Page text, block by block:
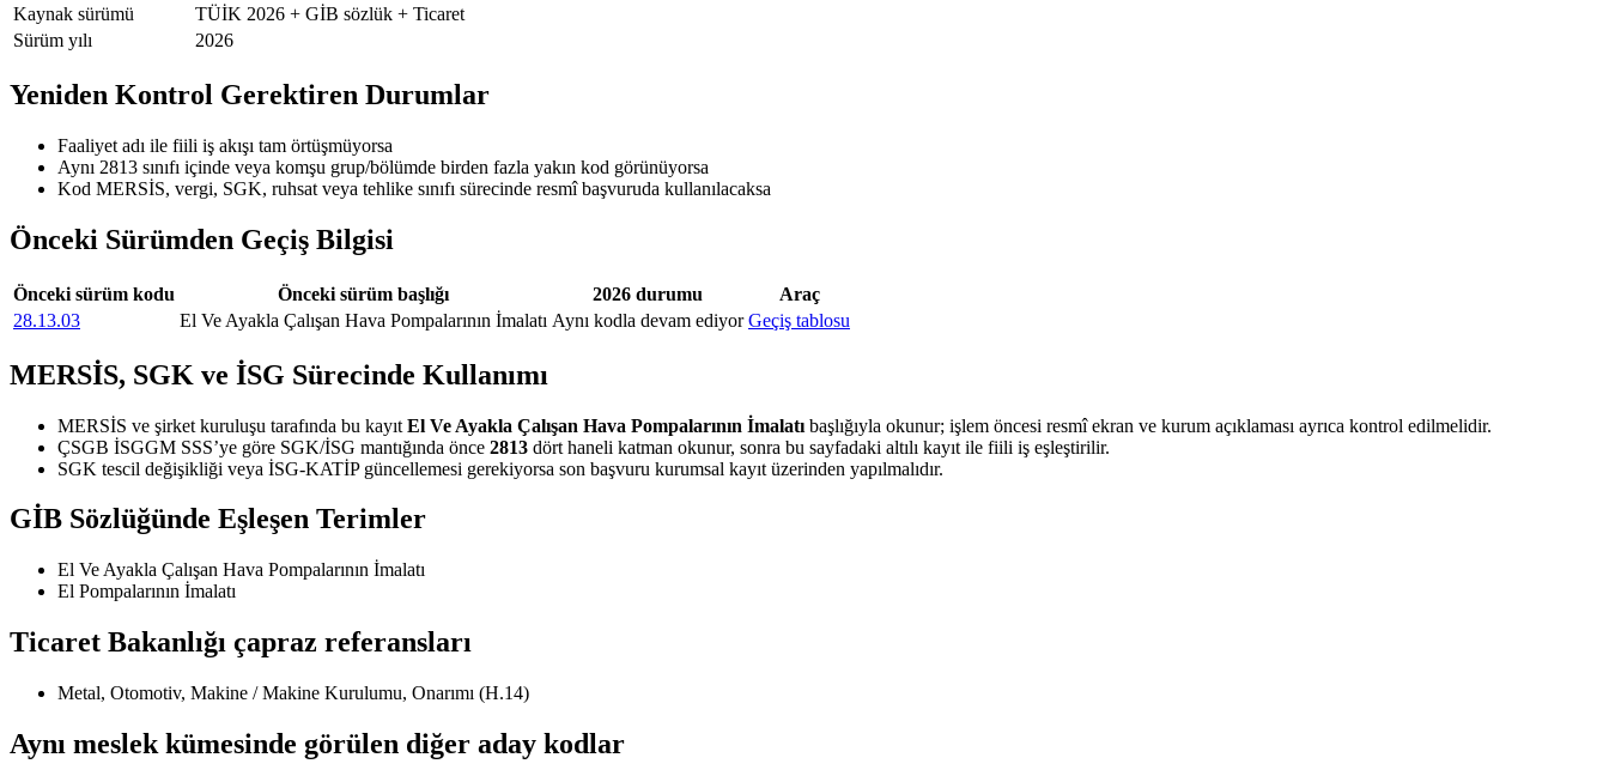
Kaynak sürümü
TÜİK 2026 + GİB sözlük + Ticaret
Sürüm yılı
2026
Yeniden Kontrol Gerektiren Durumlar
Faaliyet adı ile fiili iş akışı tam örtüşmüyorsa
Aynı 2813 sınıfı içinde veya komşu grup/bölümde birden fazla yakın kod görünüyorsa
Kod MERSİS, vergi, SGK, ruhsat veya tehlike sınıfı sürecinde resmî başvuruda kullanılacaksa
Önceki Sürümden Geçiş Bilgisi
Önceki sürüm kodu Önceki sürüm başlığı 2026 durumu
Araç
28.13.03
El Ve Ayakla Çalışan Hava Pompalarının İmalatı Aynı kodla devam ediyor Geçiş tablosu
MERSİS, SGK ve İSG Sürecinde Kullanımı
MERSİS ve şirket kuruluşu tarafında bu kayıt El Ve Ayakla Çalışan Hava Pompalarının İmalatı başlığıyla okunur; işlem öncesi resmî ekran ve kurum açıklaması ayrıca kontrol edilmelidir.
ÇSGB İSGGM SSS’ye göre SGK/İSG mantığında önce 2813 dört haneli katman okunur, sonra bu sayfadaki altılı kayıt ile fiili iş eşleştirilir.
SGK tescil değişikliği veya İSG-KATİP güncellemesi gerekiyorsa son başvuru kurumsal kayıt üzerinden yapılmalıdır.
GİB Sözlüğünde Eşleşen Terimler
El Ve Ayakla Çalışan Hava Pompalarının İmalatı
El Pompalarının İmalatı
Ticaret Bakanlığı çapraz referansları
Metal, Otomotiv, Makine / Makine Kurulumu, Onarımı (H.14)
Aynı meslek kümesinde görülen diğer aday kodlar